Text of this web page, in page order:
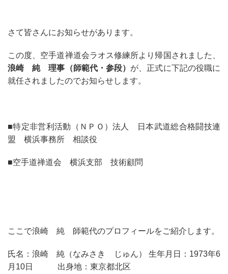
さて皆さんにお知らせがあります。
この度、空手道禅道会ラオス修練所より帰国されました、
浪崎 純 理事（師範代・参段） が、正式に下記の役職に
就任されましたのでお知らせします。
■特定非営利活動（ＮＰＯ）法人 日本武道総合格闘技連
盟 横浜事務所 相談役
■空手道禅道会 横浜支部 技術顧問
ここで浪崎 純 師範代のプロフィールをご紹介します。
氏名：浪崎 純（なみさき じゅん） 生年月日：1973年6
月10日 出身地：東京都北区